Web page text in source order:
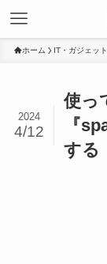
ホーム IT・ガジェット
使っ
『
する
2024
4/12